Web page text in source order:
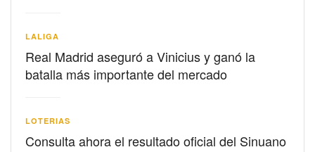
LALIGA
Real Madrid aseguró a Vinicius y ganó la
batalla más importante del mercado
LOTERIAS
Consulta ahora el resultado oficial del Sinuano